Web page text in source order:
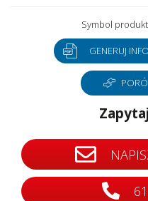
Symbol
GENERUJ